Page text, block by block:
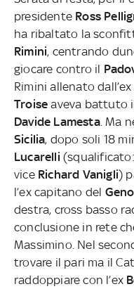
presidente Ross
ha ribaltato la
Rimini, centrando
giocare contro il
Rimini allenato
Troise aveva battuto
Davide Lamesta. Ma
Sicilia, dopo soli 18
Lucarelli
vice Richard Vanigli)
l’ex capitano del
destra, cross basso
conclusione in rete
Massimino. Nel
trovare il pari ma il
raddoppiare con l’ex